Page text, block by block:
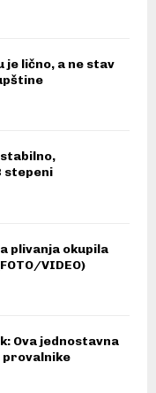
je lično, a ne stav
stepeni
plivanja okupila
VIDEO)
Ova jednostavna